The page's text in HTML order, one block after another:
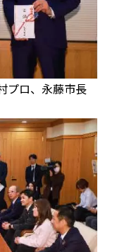
プロ、永藤市長